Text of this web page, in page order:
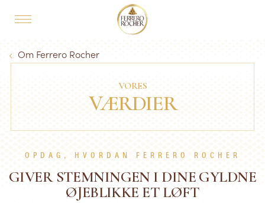
MAIN NAVIGATION
Breadcrumb
Om Ferrero Rocher
VORES
VÆRDIER
OPDAG, HVORDAN FERRERO ROCHER
GIVER STEMNINGEN I DINE GYLDNE
ØJEBLIKKE ET LØFT